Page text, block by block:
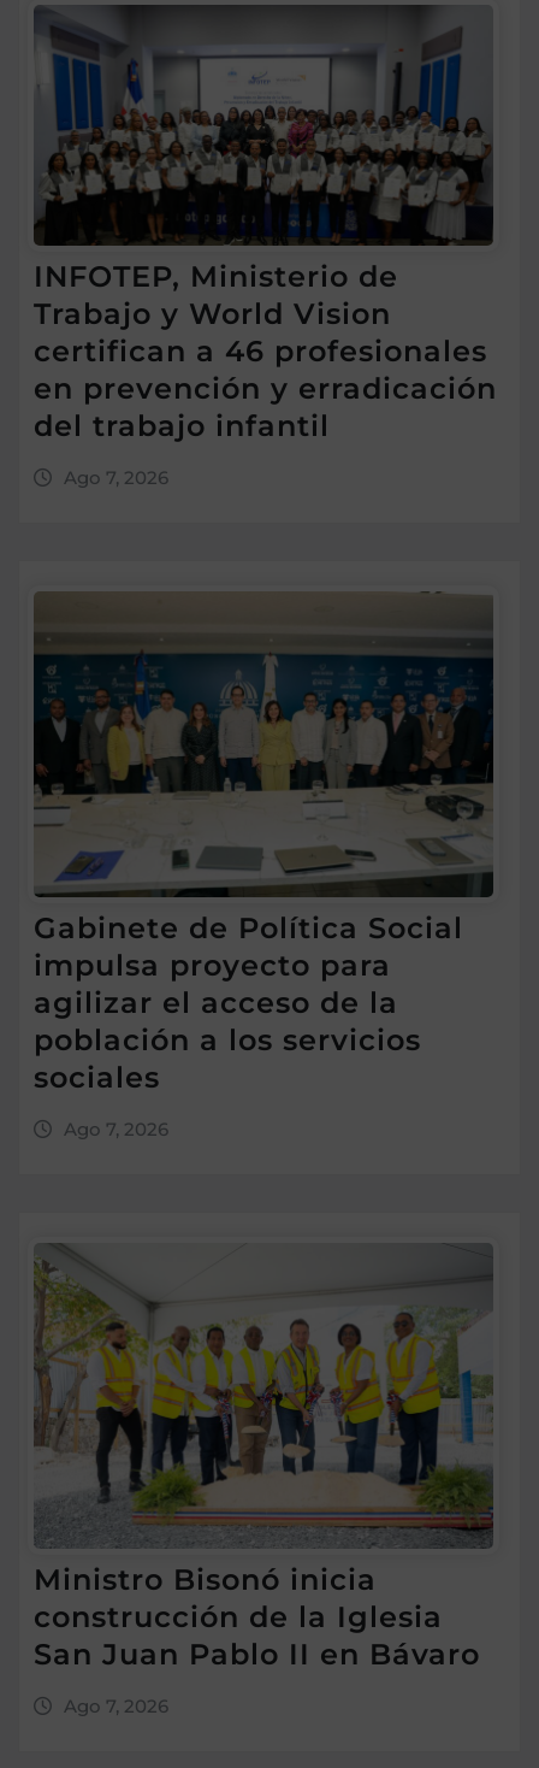
INFOTEP, Ministerio de
Trabajo y World Vision
certifican a 46 profesionales
en prevención y erradicación
del trabajo infantil
Ago 7, 2026
Gabinete de Política Social
impulsa proyecto para
agilizar el acceso de la
población a los servicios
sociales
Ago 7, 2026
Ministro Bisonó inicia
construcción de la Iglesia
San Juan Pablo II en Bávaro
Ago 7, 2026